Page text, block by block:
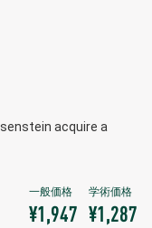
acquire a
¥1,947 ¥1,287